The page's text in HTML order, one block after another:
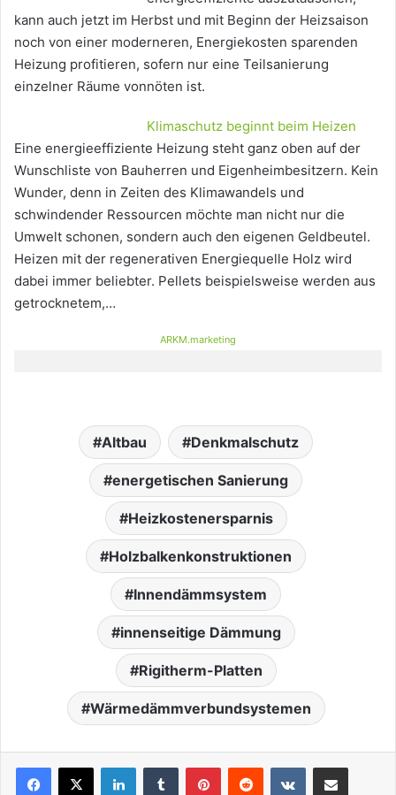
kann auch jetzt im Herbst und mit Beginn der Heizsaison
noch von einer moderneren, Energiekosten sparenden
Heizung profitieren, sofern nur eine Teilsanierung
einzelner Räume vonnöten ist.
Klimaschutz beginnt beim Heizen
Eine energieeffiziente Heizung steht ganz oben auf der
Wunschliste von Bauherren und Eigenheimbesitzern. Kein
Wunder, denn in Zeiten des Klimawandels und
schwindender Ressourcen möchte man nicht nur die
Umwelt schonen, sondern auch den eigenen Geldbeutel.
Heizen mit der regenerativen Energiequelle Holz wird
dabei immer beliebter. Pellets beispielsweise werden aus
getrocknetem,…
ARKM.marketing
Altbau Denkmalschutz
energetischen Sanierung
Heizkostenersparnis
Holzbalkenkonstruktionen
Innendämmsystem
innenseitige Dämmung
Rigitherm-Platten
Wärmedämmverbundsystemen